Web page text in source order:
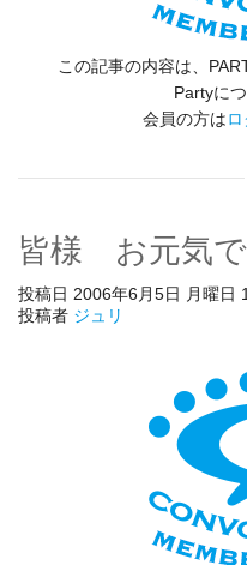
この記事の内容は、
Partyに
会員の方は
皆様 お元気で
投稿日 2006年6月5日 月曜日
投稿者 ジュリ